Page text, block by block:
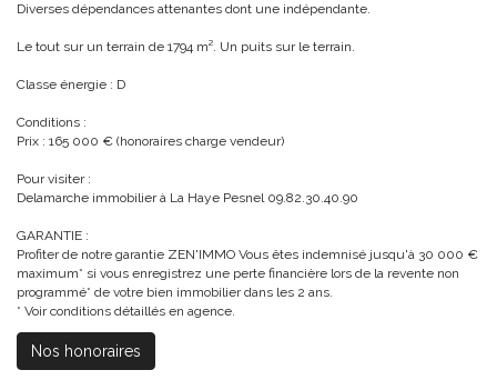
Diverses dépendances attenantes dont une indépendante.
Le tout sur un terrain de 1794 m². Un puits sur le terrain.
Classe énergie : D
Conditions :
Prix : 165 000 € (honoraires charge vendeur)
Pour visiter :
Delamarche immobilier à La Haye Pesnel 09.82.30.40.90
GARANTIE :
Profiter de notre garantie ZEN'IMMO Vous êtes indemnisé jusqu'à 30 000 €
maximum* si vous enregistrez une perte financière lors de la revente non
programmé* de votre bien immobilier dans les 2 ans.
* Voir conditions détaillés en agence.
Nos honoraires